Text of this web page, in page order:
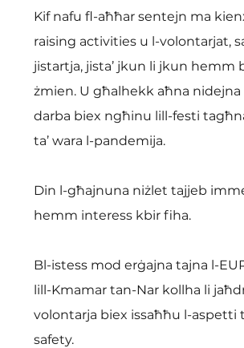
Kif nafu fl-aħħar sentejn ma
raising activities u l-volontarjat,
jistartja, jista’ jkun li jkun hemm
żmien. U għalhekk aħna nidejna
darba biex ngħinu lill-festi
ta’ wara l-pandemija.
Din l-għajnuna niżlet tajjeb
hemm interess kbir fiha.
Bl-istess mod erġajna tajna l-
lill-Kmamar tan-Nar kollha li
volontarja biex issaħħu l-aspetti
safety.